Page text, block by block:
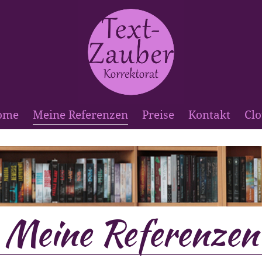
Meine Referenzen Preise Kontakt
Meine Referenzen